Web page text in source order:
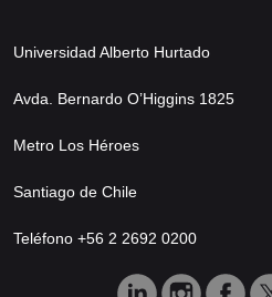
Universidad Alberto Hurtado
Avda. Bernardo O’Higgins 1825
Metro Los Héroes
Santiago de Chile
Teléfono +56 2 2692 0200